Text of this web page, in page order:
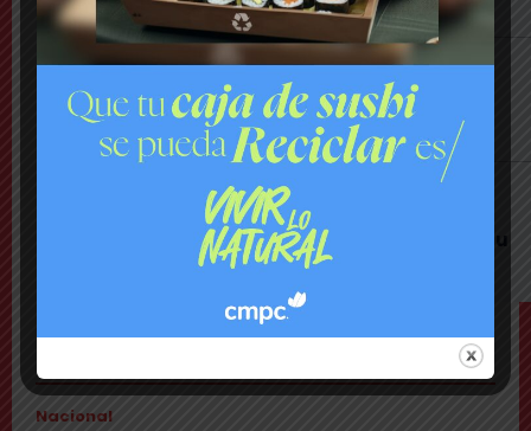
vecinos
Comuna
Tensión: delegado Codina acusa a alcalde
Toledo de hacerle una «encerrona», editar
video y querer ser «influencer»
Gritos y «dedo a lo Lagos»: Matías Toledo
encaró a delegado presidencial y lo subió a su
Nacional